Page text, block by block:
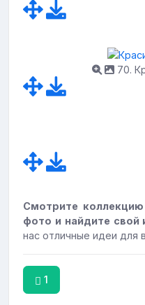
70.
Смотрите
фото и найдите свой
нас отличные идеи для
1